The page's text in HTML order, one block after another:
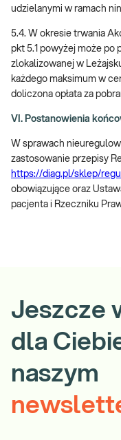
udzielanymi w ramach
5.4. W okresie trwania
pkt 5.1 powyżej może po
zlokalizowanej w
każdego maksimum w
doliczona opłata za
VI. Postanowienia
W sprawach
zastosowanie przepisy
https://diag.pl/sklep/
obowiązujące oraz
pacjenta i Rzeczniku
Jeszcze
dla
naszym